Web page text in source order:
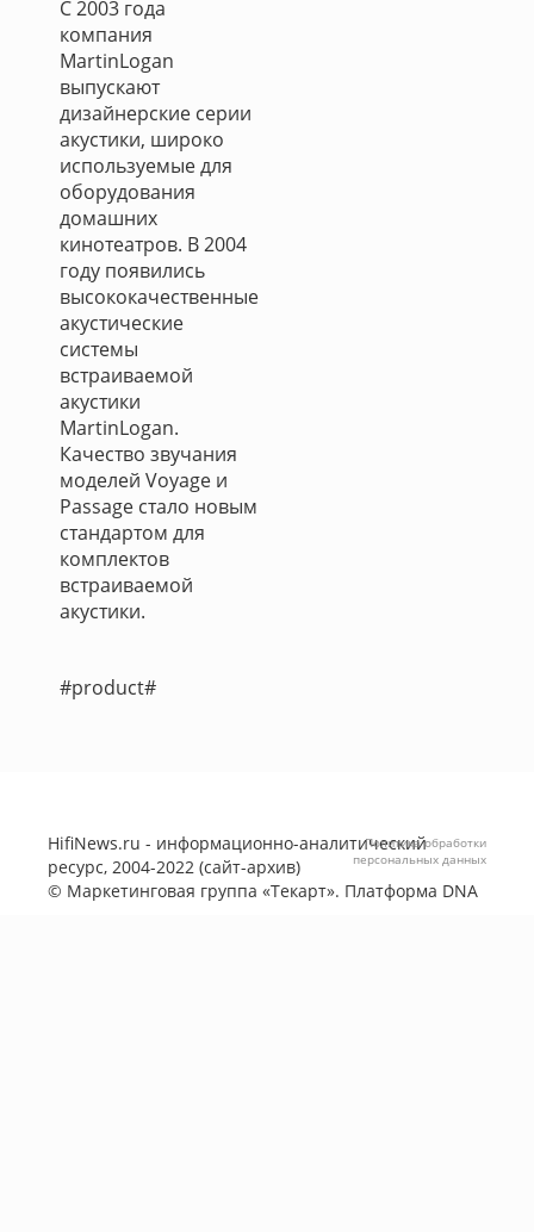
С 2003 года
компания
MartinLogan
выпускают
дизайнерские серии
акустики, широко
используемые для
оборудования
домашних
кинотеатров. В 2004
году появились
высококачественные
акустические
системы
встраиваемой
акустики
MartinLogan.
Качество звучания
моделей Voyage и
Passage стало новым
стандартом для
комплектов
встраиваемой
акустики.
#product#
HifiNews.ru - информационно-аналитический
ресурс, 2004-2022 (сайт-архив)
© Маркетинговая группа «Текарт». Платформа DNA
Политика обработки
персональных данных